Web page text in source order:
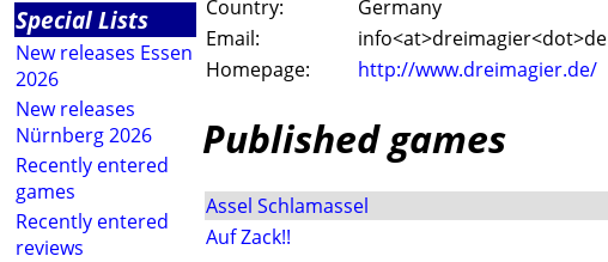
Special Lists
New releases Essen
2026
New releases
Nürnberg 2026
Recently entered
games
Recently entered
reviews
Country:
Germany
Email:
info<at>dreimagier<dot>de
Homepage:
http://www.dreimagier.de/
Published games
Assel Schlamassel
Auf Zack!!